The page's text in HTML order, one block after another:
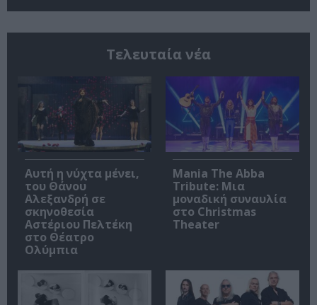
Τελευταία νέα
Αυτή η νύχτα μένει,
του Θάνου
Αλεξανδρή σε
σκηνοθεσία
Αστέριου Πελτέκη
στο Θέατρο
Ολύμπια
Mania The Abba
Tribute: Μια
μοναδική συναυλία
στο Christmas
Theater